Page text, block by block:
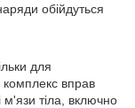
обійдуться
для
вправ
м'язи тіла, включно